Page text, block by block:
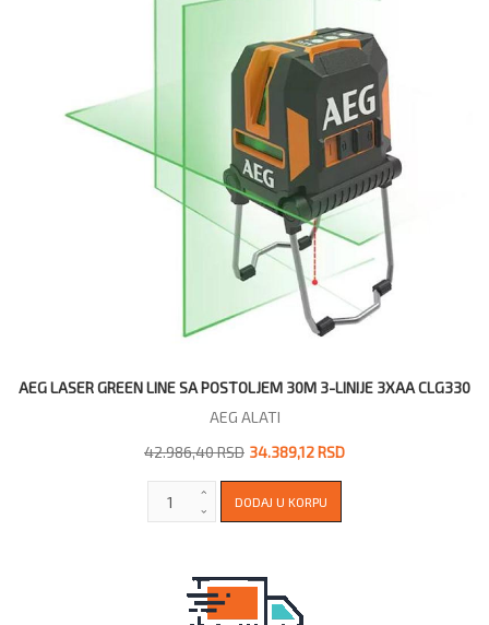
AEG LASER GREEN LINE SA POSTOLJEM 30M 3-LINIJE 3XAA CLG330
AEG ALATI
42.986,40 RSD 34.389,12 RSD